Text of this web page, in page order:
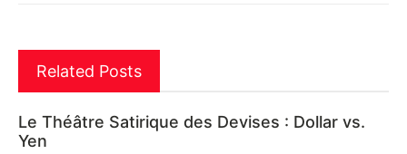
Related Posts
Le Théâtre Satirique des Devises : Dollar vs.
Yen